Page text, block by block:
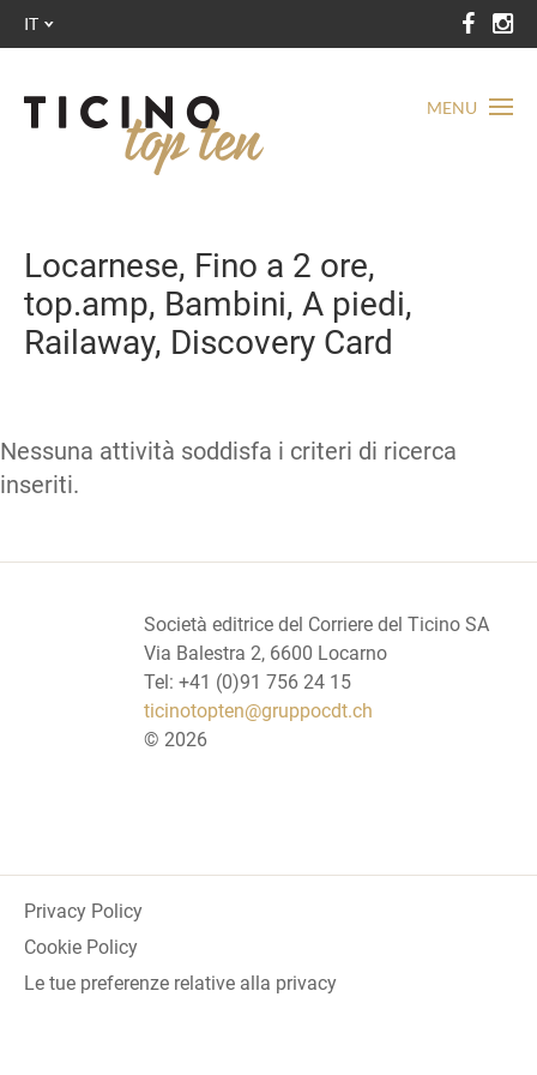
MENU
IT
Locarnese, Fino a 2 ore,
top.amp, Bambini, A piedi,
Railaway, Discovery Card
Nessuna attività soddisfa i criteri di ricerca
inseriti.
Società editrice del Corriere del Ticino SA
Via Balestra 2, 6600 Locarno
Tel: +41 (0)91 756 24 15
ticinotopten@gruppocdt.ch
© 2026
Privacy Policy
Cookie Policy
Le tue preferenze relative alla privacy